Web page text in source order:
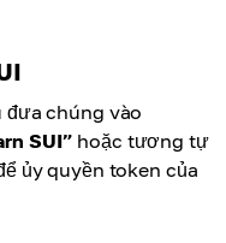
đưa chúng vào
SUI” hoặc tương tự
ủy quyền token của